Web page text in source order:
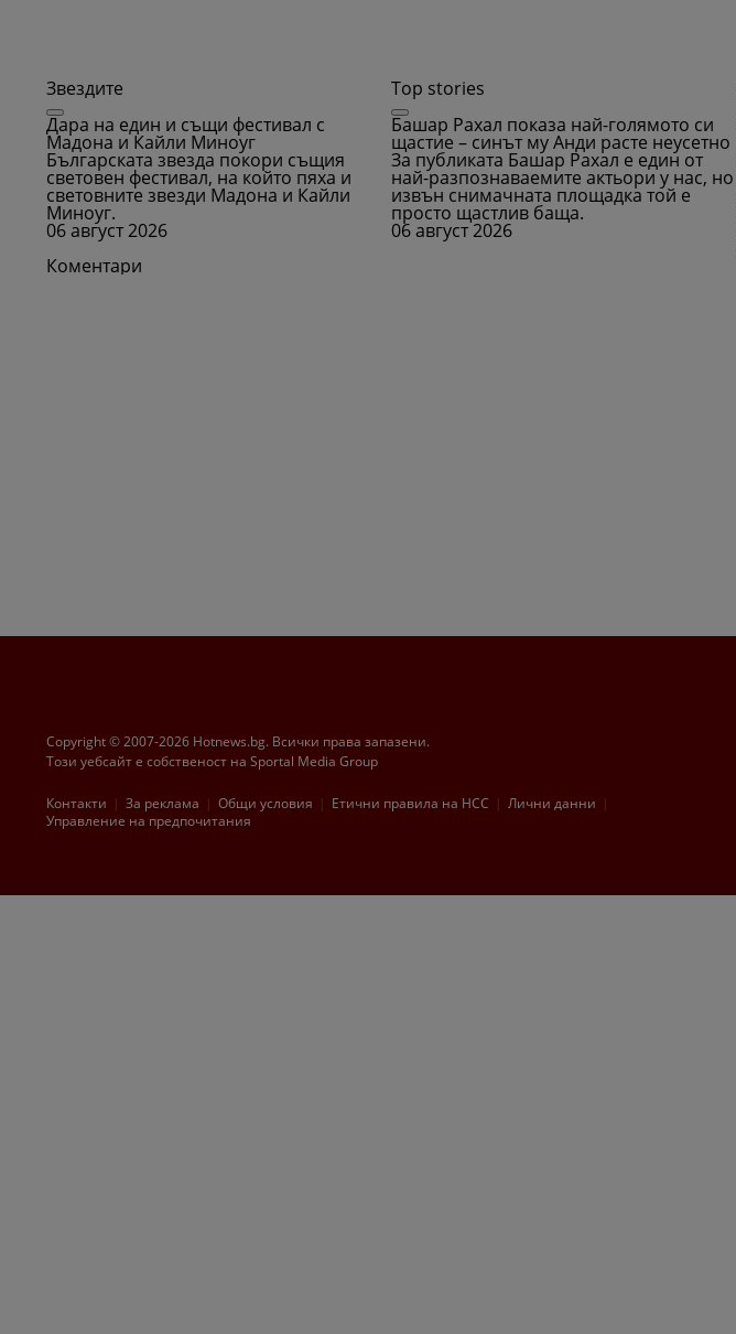
Звездите
Дара на един и същи фестивал с
Мадона и Кайли Миноуг
Българската звезда покори същия
световен фестивал, на който пяха и
световните звезди Мадона и Кайли
Миноуг.
06 август 2026
Top stories
Башар Рахал показа най-голямото си
щастие – синът му Анди расте неусетно
За публиката Башар Рахал е един от
най-разпознаваемите актьори у нас, но
извън снимачната площадка той е
просто щастлив баща.
06 август 2026
Коментари
Copyright © 2007-2026 Hotnews.bg. Всички права запазени.
Този уебсайт е собственост на Sportal Media Group
Контакти За рекламa Общи условия Етични правила на НСС
Лични данни
Управление на предпочитания